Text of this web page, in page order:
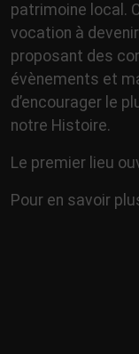
patrimoine local.
vocation à
proposant des
évènements et
d’encourager le
notre Histoire. ​
Le premier lieu
Pour en savoir